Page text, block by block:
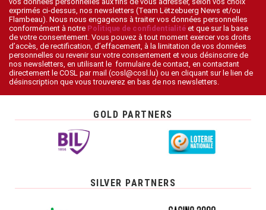
exprimés ci-dessus, nos newsletters (Team Lëtzebuerg News et/ou
Flambeau). Nous nous engageons à traiter vos données personnelles
conformément à notre Politique de confidentialité et que sur la base
de votre consentement. Vous pouvez à tout moment exercer vos droits
d’accès, de rectification, d’effacement, à la limitation de vos données
personnelles ou revenir sur votre consentement et vous désinscrire de
nos newsletters, en utilisant le formulaire de contact, en contactant
directement le COSL par mail (cosl@cosl.lu) ou en cliquant sur le lien de
désinscription que vous trouverez en bas de nos newsletters.
GOLD PARTNERS
SILVER PARTNERS